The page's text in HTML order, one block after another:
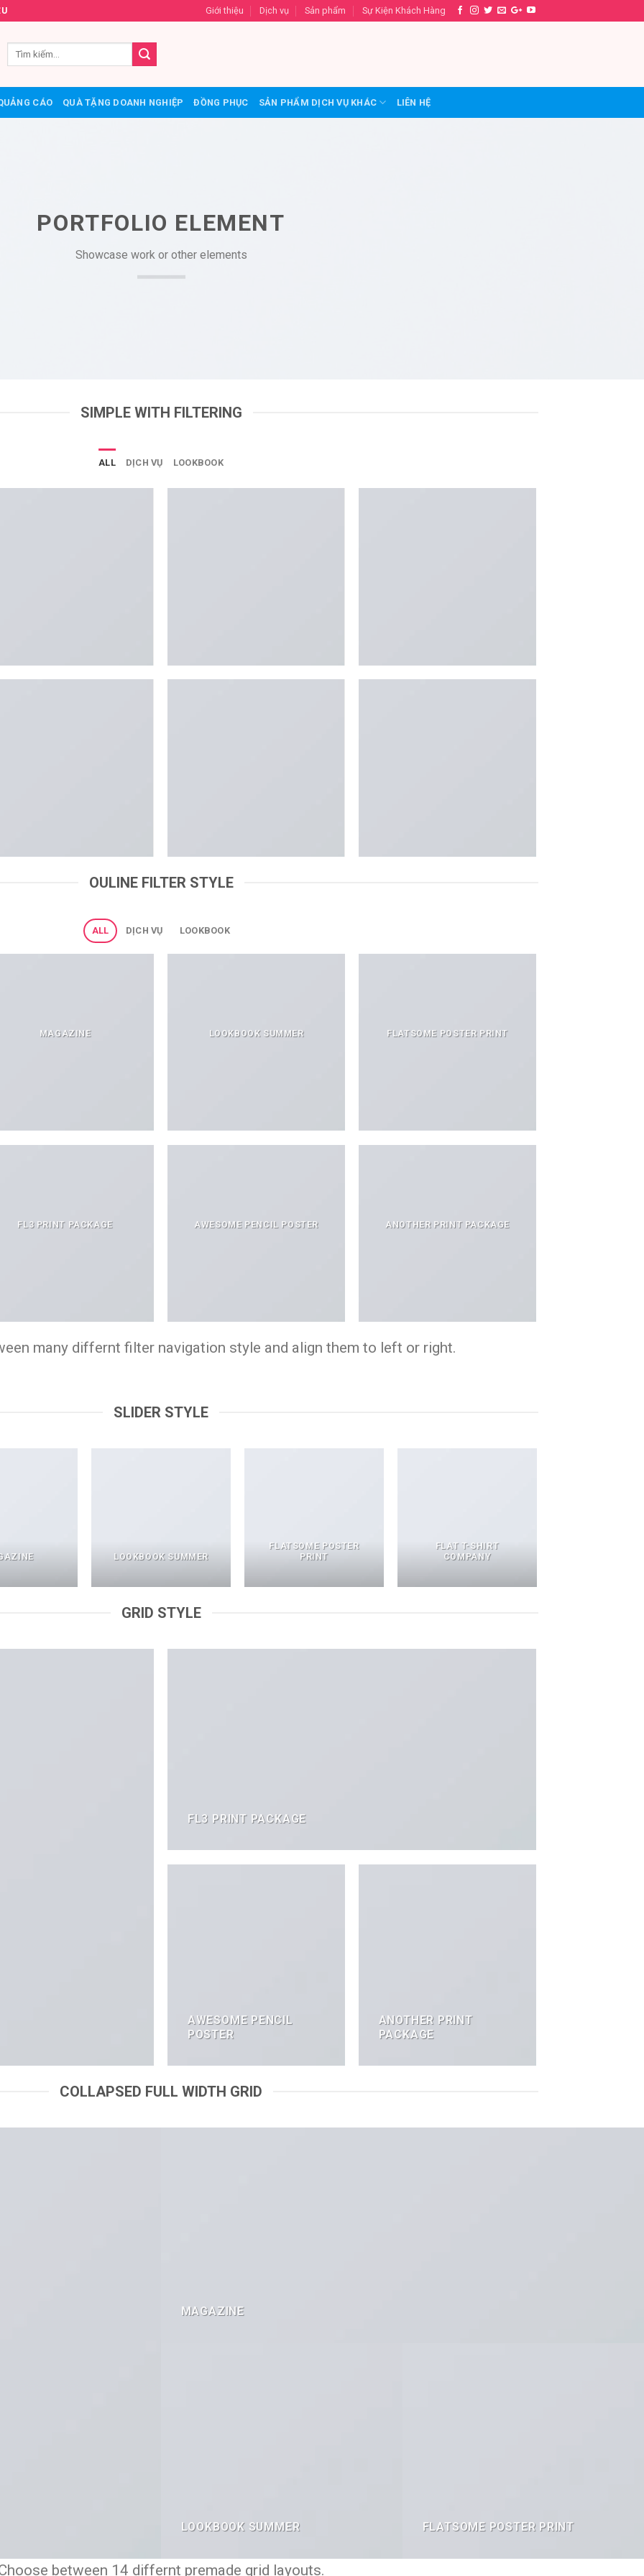
Giới thiệu Dịch vụ Sản phẩm Sự Kiện Khách Hàng
CÁO QUÀ TẶNG DOANH NGHIỆP ĐỒNG PHỤC SẢN PHẨM DỊCH VỤ KHÁC LIÊN HỆ
PORTFOLIO ELEMENT
Showcase work or other elements
SIMPLE WITH FILTERING
ALL DỊCH VỤ LOOKBOOK
OULINE FILTER STYLE
ALL DỊCH VỤ LOOKBOOK
MAGAZINE LOOKBOOK SUMMER FLATSOME POSTER PRINT
FL3 PRINT PACKAGE AWESOME PENCIL POSTER ANOTHER PRINT PACKAGE
many differnt filter navigation style and align them to left or right.
SLIDER STYLE
LOOKBOOK SUMMER
FLATSOME POSTER
PRINT
FLAT T-SHIRT
COMPANY
GRID STYLE
FL3 PRINT PACKAGE
AWESOME PENCIL
POSTER
ANOTHER PRINT
PACKAGE
COLLAPSED FULL WIDTH GRID
MAGAZINE
LOOKBOOK SUMMER FLATSOME POSTER PRINT
between 14 differnt premade grid layouts.